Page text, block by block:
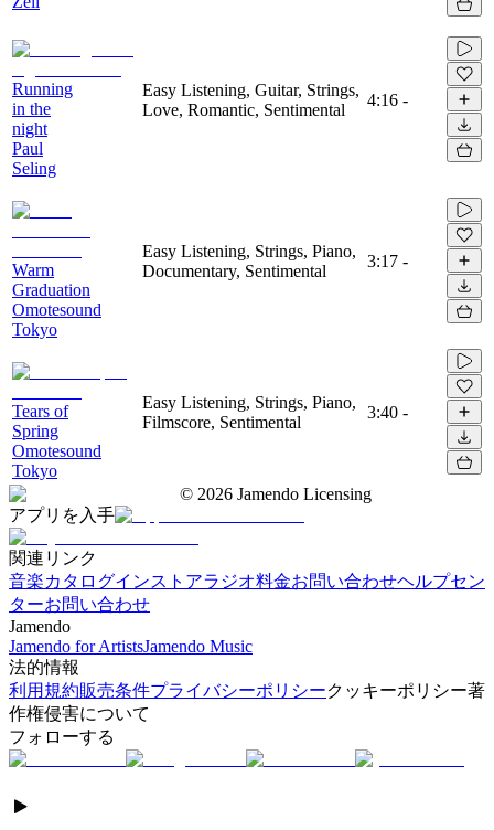
Running
in the
night
Paul
Seling
Easy Listening, Guitar, Strings,
Love, Romantic, Sentimental
4:16 -
Warm
Graduation
Omotesound
Tokyo
Easy Listening, Strings, Piano,
Documentary, Sentimental
3:17 -
Tears of
Spring
Omotesound
Tokyo
Easy Listening, Strings, Piano,
Filmscore, Sentimental
3:40 -
© 2026 Jamendo Licensing
アプリを入手
関連リンク
音楽カタログインストアラジオ料金お問い合わせヘルプセン
ターお問い合わせ
Jamendo
Jamendo for ArtistsJamendo Music
法的情報
利用規約販売条件プライバシーポリシークッキーポリシー著
作権侵害について
フォローする